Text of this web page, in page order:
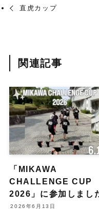
直虎カップ
関連記事
「MIKAWA
CHALLENGE CUP
2026」に参加しまし
2026年6月13日